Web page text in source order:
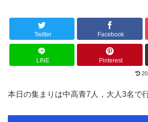
Twitter Facebook
LINE Pinterest
本日の集まりは中高青7人，大人3名で